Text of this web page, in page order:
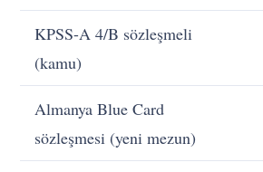
KPSS-A 4/B sözleşmeli
(kamu)
Almanya Blue Card
sözleşmesi (yeni mezun)